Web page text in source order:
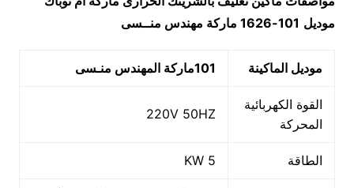
موديل 101-1626 ماركة مهندس منــسى
موديل الماكينة 101ماركة المهندس منـسى
القوة الكهربائية
المحركة
220V 50HZ
الطاقة 5 KW